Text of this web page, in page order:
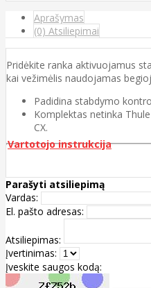
Aprašymas
(0) Atsiliepimai
Pridėkite ranka aktivuojamus
kai vežimėlis naudojamas
Padidina stabdymo
Komplektas netinka
CX.
Vartotojo instrukcija
Parašyti atsiliepimą
Vardas:
El. pašto adresas:
Atsiliepimas:
Įvertinimas:
Įveskite saugos kodą: